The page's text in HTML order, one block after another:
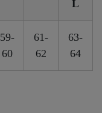
L
59-
60
61-
62
63-
64